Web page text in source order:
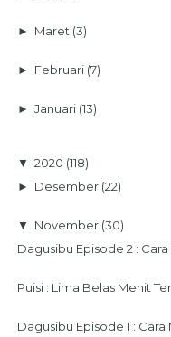
► Maret (3)
► Februari (7)
►Januari (13)
▼2020 (118)
► Desember (22)
▼ November (30)
Dagusibu Episode 2 :
Puisi : Lima Belas Menit
Dagusibu Episode 1 :